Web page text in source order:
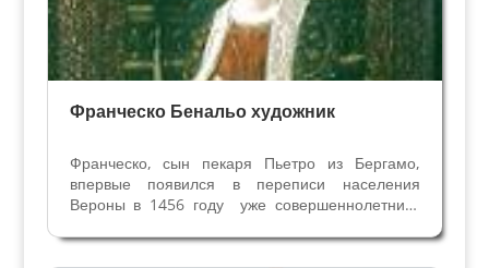
Франческо Бенальо художник
Франческо, сын пекаря Пьетро из Бергамо,
впервые появился в переписи населения
Вероны в 1456 году уже совершеннолетним,
Франческо предположительно в 1432 году, но